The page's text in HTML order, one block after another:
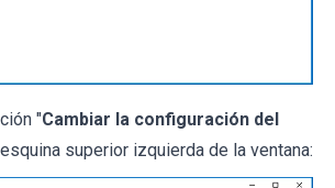
"Cambiar la configuración del
superior izquierda de la ventana: